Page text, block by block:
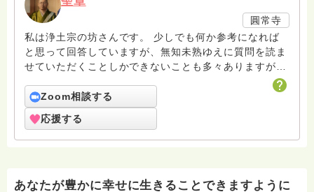
圓常寺
私は浄土宗の坊さんです。 少しでも何か参考になれば
と思って回答していますが、無知未熟ゆえに質問を読ま
せていただくことしかできないことも多々ありますがお
許しください。 回答は私個人の意見や解釈もあり、場
合によっては浄土宗の教義とは少し異なることもあると
いうことをご了承ください。 また、寺の紹介ページに
電話相談についても紹介していますのでどなたでも気兼
ねなくご利用ください。 ハスノハのお坊さんがもっと
Zoom相談する
応援する
あなたが豊かに幸せに生きることできますように